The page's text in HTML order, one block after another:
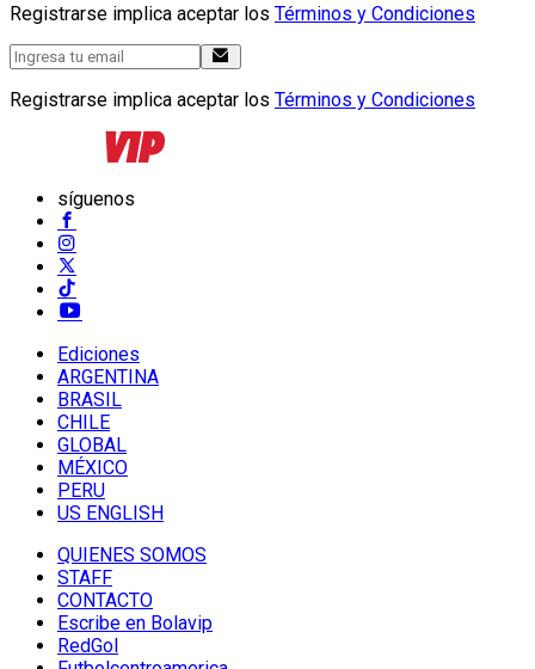
Registrarse implica aceptar los Términos y Condiciones
Registrarse implica aceptar los Términos y Condiciones
síguenos
Ediciones
ARGENTINA
BRASIL
CHILE
GLOBAL
MÉXICO
PERU
US ENGLISH
QUIENES SOMOS
STAFF
CONTACTO
Escribe en Bolavip
RedGol